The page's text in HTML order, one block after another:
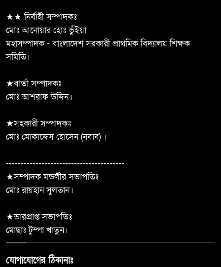
বিকৃত ভাস্কর্য অপসারণ নিয়ে আবারো
৮
ভারতীয় তরুণীর আপত্তিকর ভিডিও
১০
★★ নির্বাহী সম্পাদকঃ
মোঃ আনোয়ার হোঃ ভুঁইয়া
মহাসম্পাদক - বাংলাদেশ সরকারী প্রাথমিক বিদ্যালয় শিক্ষক
সমিতি।
★বার্তা সম্পাদকঃ
মোঃ আশরাফ উদ্দিন।
★সহকারী সম্পাদকঃ
মোঃ মোকাদ্দেস হোসেন (নবাব) ।
----------------------------------------
★সম্পাদক মন্ডলীর সভাপতিঃ
মোঃ রায়হান সুলতান।
★ভারপ্রাপ্ত সভাপতিঃ
মোছাঃ টুম্পা খাতুন।
যোগাযোগের ঠিকানাঃ